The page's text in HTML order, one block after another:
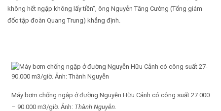
không hết ngập không lấy tiền”, ông Nguyễn Tăng Cường (Tổng giám
đốc tập đoàn Quang Trung) khẳng định.
Máy bơm chống ngập ở đường Nguyễn Hữu Cảnh có công suất 27.000
– 90.000 m3/giờ. Ảnh: Thành Nguyễn.